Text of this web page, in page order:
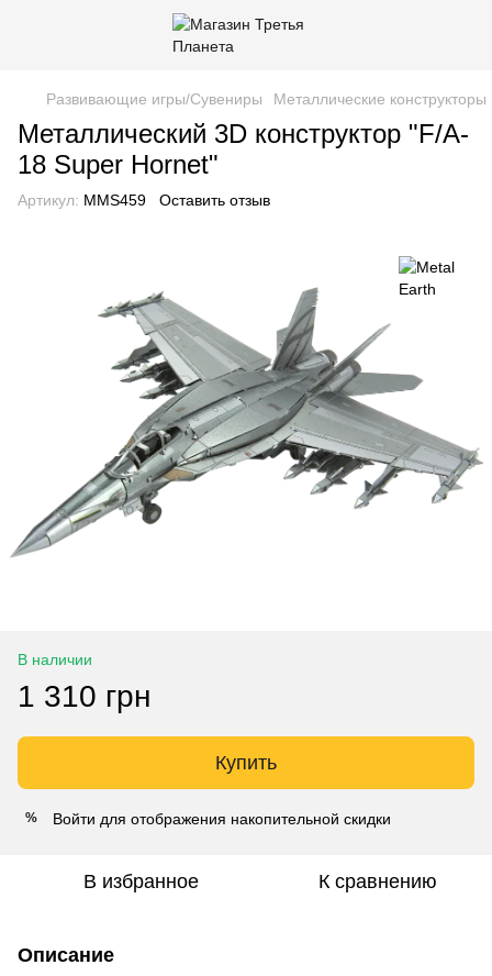
Развивающие игры/Сувениры Металлические
Металлический 3D конструктор "F/A-
18 Super Hornet"
Артикул: MMS459 Оставить отзыв
В наличии
1 310 грн
Купить
% Войти для отображения накопительной скидки
В избранное К сравнению
Описание